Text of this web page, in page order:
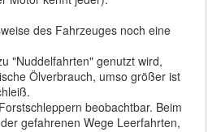
des Fahrzeuges noch eine
"Nuddelfahrten" genutzt wird,
Ölverbrauch, umso größer ist
beobachtbar. Beim
gefahrenen Wege Leerfahrten,